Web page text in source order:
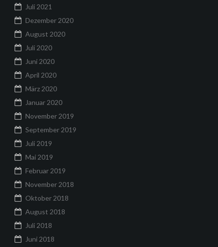
Juli 2021
Dezember 2020
August 2020
Juli 2020
Juni 2020
April 2020
März 2020
Januar 2020
November 2019
September 2019
Juli 2019
Mai 2019
Februar 2019
November 2018
Oktober 2018
August 2018
Juli 2018
Juni 2018